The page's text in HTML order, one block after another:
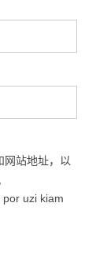
网站地址，以
uzi kiam